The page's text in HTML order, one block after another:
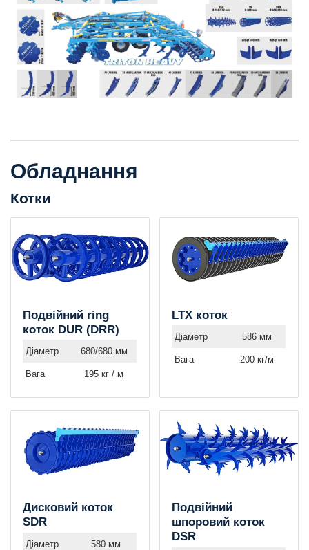
Обладнання
Котки
Подвійний ring
коток DUR (DRR)
Діаметр 680/680 мм
Вага 195 кг / м
LTX коток
Діаметр 586 мм
Вага 200 кг/м
Дисковий коток
SDR
Діаметр 580 мм
Подвійний
шпоровий коток
DSR